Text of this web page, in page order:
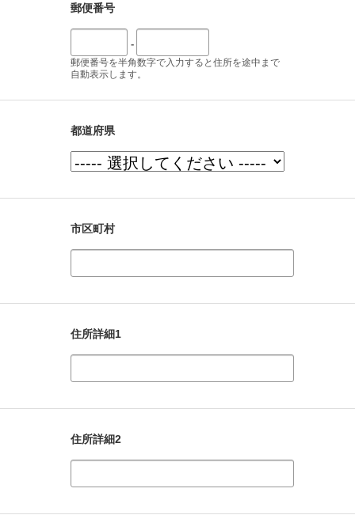
郵便番号
-
郵便番号を半角数字で入力すると住所を途中まで
自動表示します。
都道府県
市区町村
住所詳細1
住所詳細2